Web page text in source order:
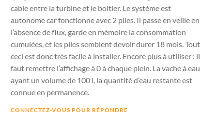
cable entre la turbine et le boitier. Le système est
autonome car fonctionne avec 2 piles. Il passe en veille en
l’absence de flux, garde en mémoire la consommation
cumulées, et les piles semblent devoir durer 18 mois. Tout
ceci est donc très facile à installer. Encore plus à utiliser : il
faut remettre l’affichage à 0 à chaque plein. La vache à eau
ayant un volume de 100 l, la quantité d’eau restante est
connue en permanence.
CONNECTEZ-VOUS POUR RÉPONDRE